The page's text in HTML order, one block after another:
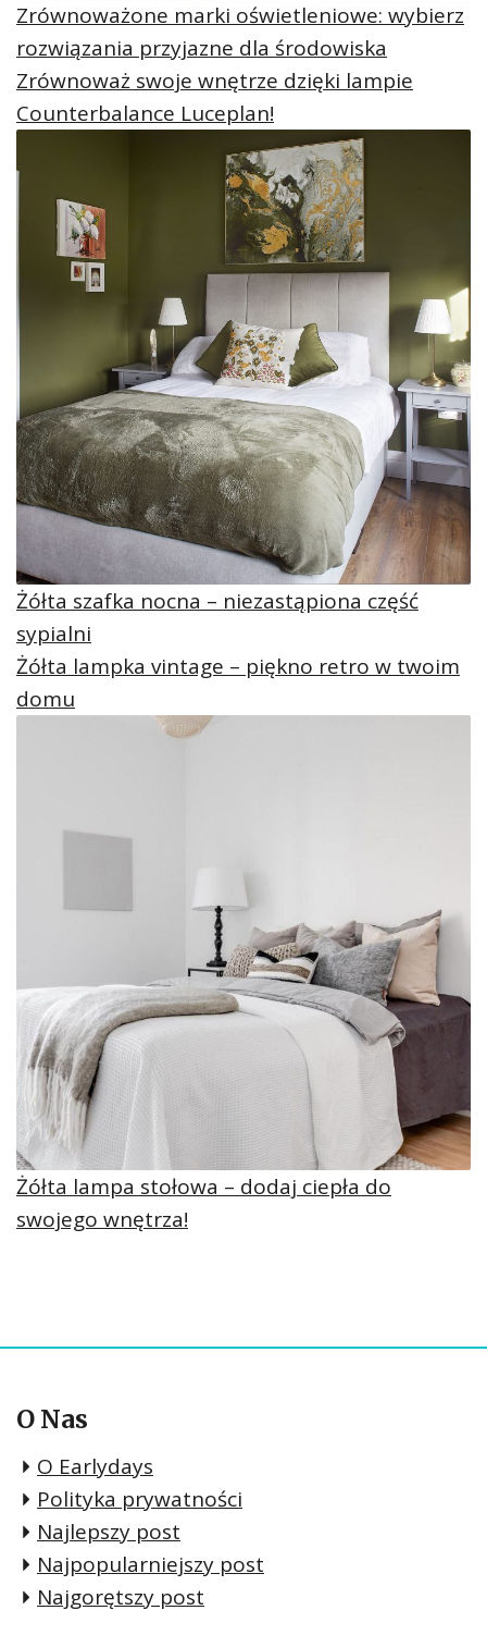
Zrównoważone marki oświetleniowe: wybierz
rozwiązania przyjazne dla środowiska
Zrównoważ swoje wnętrze dzięki lampie
Counterbalance Luceplan!
Żółta szafka nocna – niezastąpiona część
sypialni
Żółta lampka vintage – piękno retro w twoim
domu
Żółta lampa stołowa – dodaj ciepła do
swojego wnętrza!
O Nas
O Earlydays
Polityka prywatności
Najlepszy post
Najpopularniejszy post
Najgorętszy post